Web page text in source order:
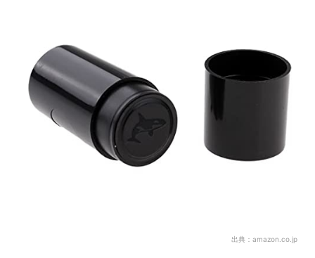
出典： amazon.co.jp